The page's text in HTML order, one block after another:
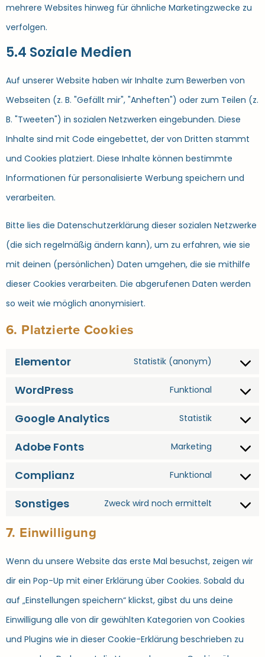
mehrere Websites hinweg für ähnliche Marketingzwecke zu
verfolgen.
5.4 Soziale Medien
Auf unserer Website haben wir Inhalte zum Bewerben von
Webseiten (z. B. "Gefällt mir", "Anheften") oder zum Teilen (z.
B. "Tweeten") in sozialen Netzwerken eingebunden. Diese
Inhalte sind mit Code eingebettet, der von Dritten stammt
und Cookies platziert. Diese Inhalte können bestimmte
Informationen für personalisierte Werbung speichern und
verarbeiten.
Bitte lies die Datenschutzerklärung dieser sozialen Netzwerke
(die sich regelmäßig ändern kann), um zu erfahren, wie sie
mit deinen (persönlichen) Daten umgehen, die sie mithilfe
dieser Cookies verarbeiten. Die abgerufenen Daten werden
so weit wie möglich anonymisiert.
6. Platzierte Cookies
Elementor Statistik (anonym)
WordPress Funktional
Google Analytics Statistik
Adobe Fonts Marketing
Complianz Funktional
Sonstiges Zweck wird noch ermittelt
7. Einwilligung
Wenn du unsere Website das erste Mal besuchst, zeigen wir
dir ein Pop-Up mit einer Erklärung über Cookies. Sobald du
auf „Einstellungen speichern“ klickst, gibst du uns deine
Einwilligung alle von dir gewählten Kategorien von Cookies
und Plugins wie in dieser Cookie-Erklärung beschrieben zu